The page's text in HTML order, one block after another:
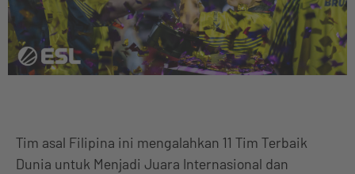
Tim asal Filipina ini mengalahkan 11 Tim Terbaik
Dunia untuk Menjadi Juara Internasional dan